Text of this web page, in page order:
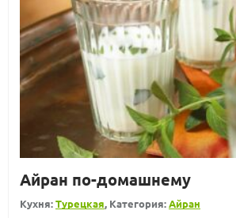
Айран по-домашнему
Кухня:Турецкая, Категория:Айран